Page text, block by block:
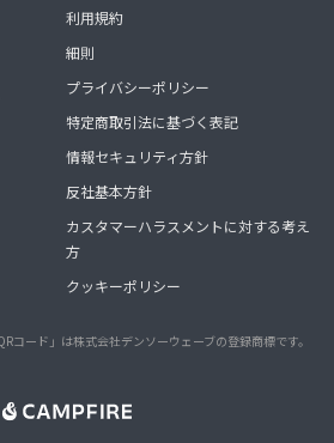
利用規約
細則
プライバシーポリシー
特定商取引法に基づく表記
情報セキュリティ方針
反社基本方針
カスタマーハラスメントに対する考え
方
クッキーポリシー
QRコード」は株式会社デンソーウェーブの登録商標です。